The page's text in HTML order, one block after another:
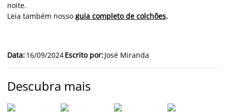
noite.
Leia também nosso guia completo de colchões.
Data:16/09/2024Escrito por:José Miranda
Descubra mais